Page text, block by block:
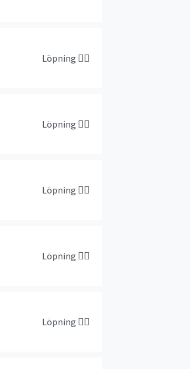
Löpning 🏃‍♀️
Löpning 🏃‍♀️
Löpning 🏃‍♀️
Löpning 🏃‍♀️
Löpning 🏃‍♀️